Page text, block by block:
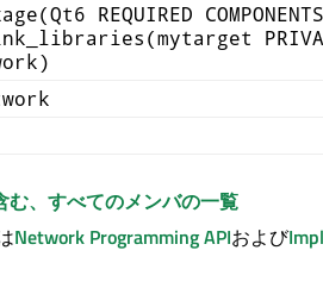
REQUIRED
む、すべてのメンバの一覧
Network Programming APIおよび